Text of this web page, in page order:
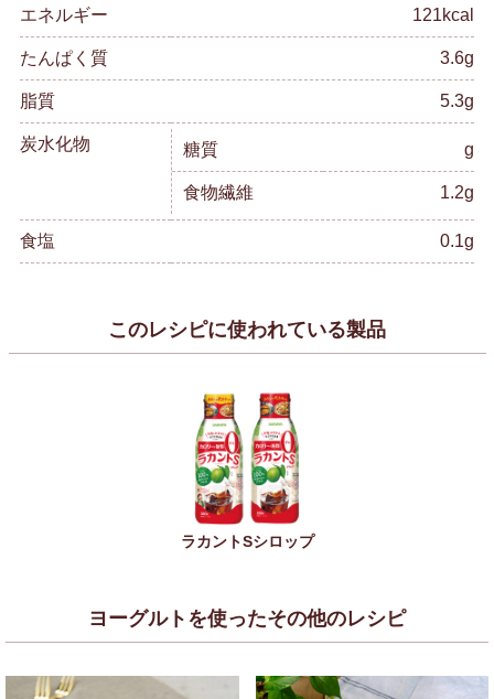
エネルギー 121kcal
たんぱく質 3.6g
脂質 5.3g
炭水化物 糖質 g
食物繊維 1.2g
食塩 0.1g
このレシピに使われている製品
ラカントSシロップ
ヨーグルトを使ったその他のレシピ